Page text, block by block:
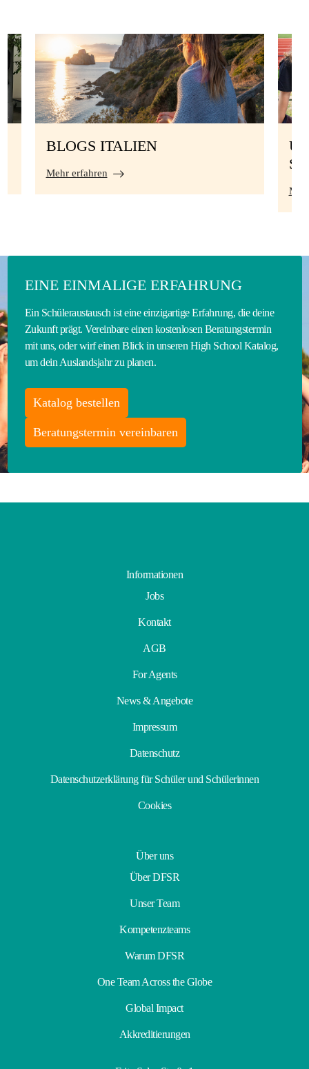
BLOGS ITALIEN
Mehr erfahren
EINE EINMALIGE ERFAHRUNG
Ein Schüleraustausch ist eine einzigartige Erfahrung, die deine
Zukunft prägt. Vereinbare einen kostenlosen Beratungstermin
mit uns, oder wirf einen Blick in unseren High School Katalog,
um dein Auslandsjahr zu planen.
Katalog bestellen
Beratungstermin vereinbaren
Informationen
Jobs
Kontakt
AGB
For Agents
News & Angebote
Impressum
Datenschutz
Datenschutzerklärung für Schüler und Schülerinnen
Cookies
Über uns
Über DFSR
Unser Team
Kompetenzteams
Warum DFSR
One Team Across the Globe
Global Impact
Akkreditierungen